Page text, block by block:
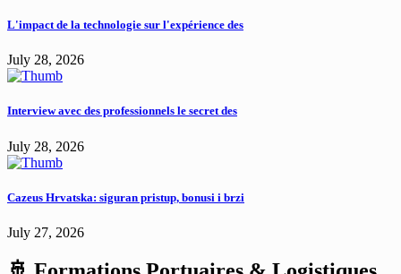
L'impact de la technologie sur l'expérience des
July 28, 2026
Interview avec des professionnels le secret des
July 28, 2026
Cazeus Hrvatska: siguran pristup, bonusi i brzi
July 27, 2026